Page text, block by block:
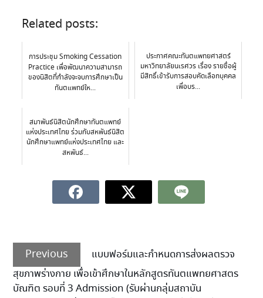
Related posts:
การประชุม Smoking Cessation
Practice เพื่อพัฒนาความสามารถ
ของนิสิตที่กำลังจะจบการศึกษาเป็น
ทันตแพทย์ให...
ประกาศคณะทันตแพทยศาสตร์
มหาวิทยาลัยนเรศวร เรื่อง รายชื่อผู้
มีสิทธิ์เข้ารับการสอบคัดเลือกบุคคล
เพื่อบร...
สมาพันธ์นิสิตนักศึกษาทันตแพทย์
แห่งประเทศไทย ร่วมกับสหพันธ์นิสิต
นักศึกษาแพทย์แห่งประเทศไทย และ
สหพันธ์...
Previous
แบบฟอร์มและกำหนดการส่งผลตรวจ
สุขภาพร่างกาย เพื่อเข้าศึกษาในหลักสูตรทันตแพทยศาสตร
บัณฑิต รอบที่ 3 Admission (รับผ่านกลุ่มสถาบัน